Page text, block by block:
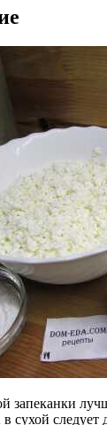
запеканки
сухой следует